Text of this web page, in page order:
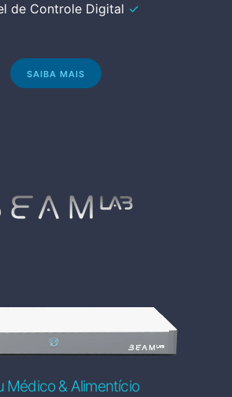
de Controle Digital ✓
SAIBA MAIS
Médico & Alimentício